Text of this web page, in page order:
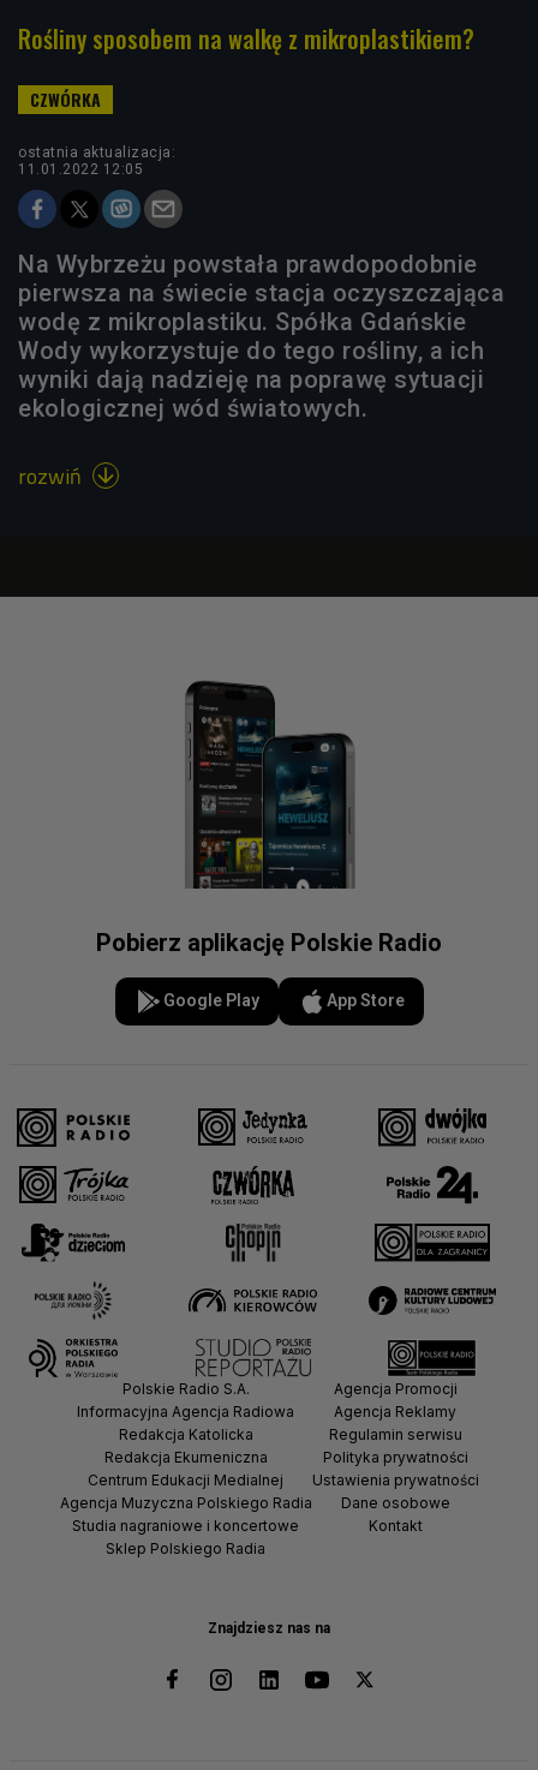
Rośliny sposobem na walkę z mikroplastikiem?
ostatnia aktualizacja:
11.01.2022 12:05
Na Wybrzeżu powstała prawdopodobnie
pierwsza na świecie stacja oczyszczająca
wodę z mikroplastiku. Spółka Gdańskie
Wody wykorzystuje do tego rośliny, a ich
wyniki dają nadzieję na poprawę sytuacji
ekologicznej wód światowych.
rozwiń 
Pobierz aplikację Polskie Radio
Google Play App Store
Znajdziesz nas na
Polskie Radio S.A.
Informacyjna Agencja Radiowa
Redakcja Katolicka
Redakcja Ekumeniczna
Centrum Edukacji Medialnej
Agencja Muzyczna Polskiego Radia
Studia nagraniowe i koncertowe
Sklep Polskiego Radia
Agencja Promocji
Agencja Reklamy
Regulamin serwisu
Polityka prywatności
Ustawienia prywatności
Dane osobowe
Kontakt